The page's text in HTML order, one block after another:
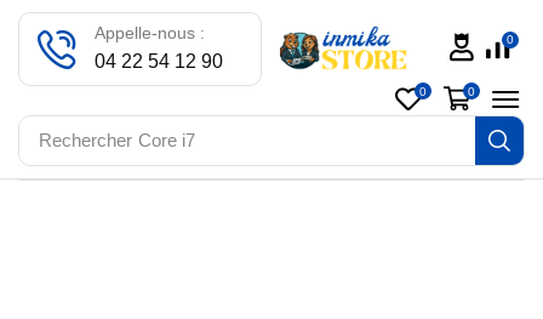
Rechercher Core i7
Appelle-nous :
04 22 54 12 90
0
0 0